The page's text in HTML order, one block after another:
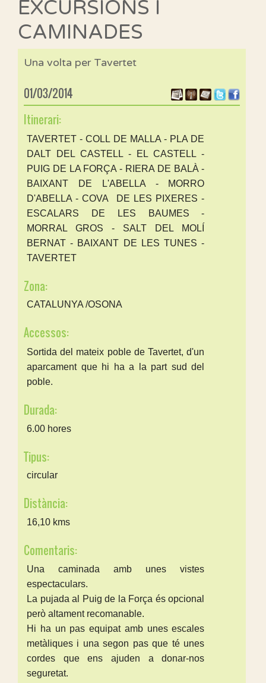
EXCURSIONS I
CAMINADES
Una volta per Tavertet
01/03/2014
Itinerari:
TAVERTET - COLL DE MALLA - PLA DE
DALT DEL CASTELL - EL CASTELL -
PUIG DE LA FORÇA - RIERA DE BALÀ -
BAIXANT DE L'ABELLA - MORRO
D'ABELLA - COVA DE LES PIXERES -
ESCALARS DE LES BAUMES -
MORRAL GROS - SALT DEL MOLÍ
BERNAT - BAIXANT DE LES TUNES -
TAVERTET
Zona:
CATALUNYA /OSONA
Accessos:
Sortida del mateix poble de Tavertet, d'un
aparcament que hi ha a la part sud del
poble.
Durada:
6.00 hores
Tipus:
circular
Distància:
16,10 kms
Comentaris:
Una caminada amb unes vistes
espectaculars.
La pujada al Puig de la Força és opcional
però altament recomanable.
Hi ha un pas equipat amb unes escales
metàliques i una segon pas que té unes
cordes que ens ajuden a donar-nos
seguretat.